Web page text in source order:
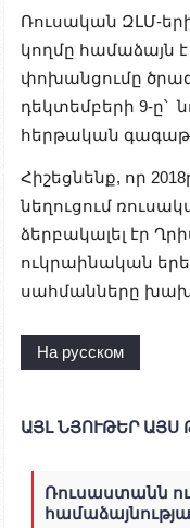
Ռուսական ԶԼՄ-
կողմը համաձայն
փոխանցումը
դեկտեմբերի 9-
հերթական
Հիշեցնենք, որ
նեղուցում
ձերբակալել էր
ուկրաինական
սահմանները
На русском
ԱՅԼ ՆՅՈՒԹԵՐ ԱՅՍ
Ռուսաստանն